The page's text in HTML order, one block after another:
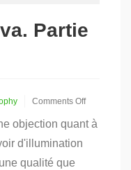
Partie
Comments Off
L’ontologie
du
jiva.
Partie
objection quant à
d'illumination
qualité que